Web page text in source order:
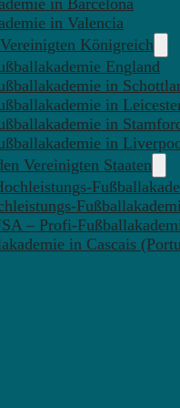
in Valencia
Königreich
England
in
in
in
in
Vereinigten Staaten
– Profi-
in Cascais